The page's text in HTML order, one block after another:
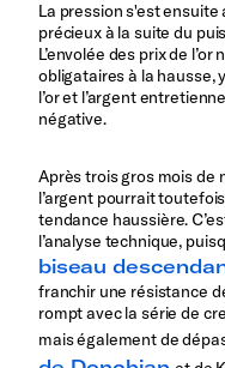
La pression s'est
précieux à la suite du
L’envolée des prix de
obligataires à la hausse,
l’or et l’argent
négative.
Après trois gros mois de
l’argent pourrait
tendance haussière.
l’analyse technique,
biseau
franchir une résistance
rompt avec la série de
mais également de